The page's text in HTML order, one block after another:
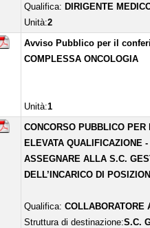
Qualifica: DIRIGENTE
Unità:2
Avviso Pubblico per il
COMPLESSA ONCOLOGIA
Unità:1
CONCORSO PUBBLICO
ELEVATA QUALIFICAZIONE
ASSEGNARE ALLA S.C.
DELL’INCARICO DI
Qualifica: COLLABORATORE
Struttura di destinazione:S.C.